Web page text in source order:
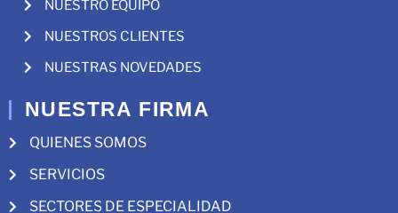
NUESTRO EQUIPO
NUESTROS CLIENTES
NUESTRAS NOVEDADES
NUESTRA FIRMA
QUIENES SOMOS
SERVICIOS
SECTORES DE ESPECIALIDAD